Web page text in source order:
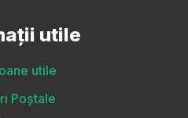
utile
utile
Poștale